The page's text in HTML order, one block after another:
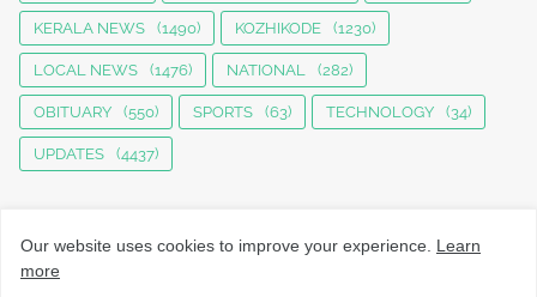
KERALA NEWS (1490) KOZHIKODE (1230)
LOCAL NEWS (1476) NATIONAL (282)
OBITUARY (550) SPORTS (63) TECHNOLOGY (34)
UPDATES (4437)
Our website uses cookies to improve your experience. Learn
more